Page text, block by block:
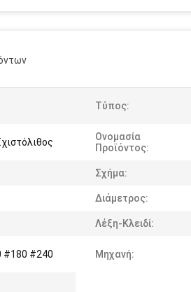
Τύπος:
Ονομασία
Προϊόντος:
Σχήμα:
Διάμετρος:
Λέξη-Κλειδί:
#180 #240 Μηχανή: